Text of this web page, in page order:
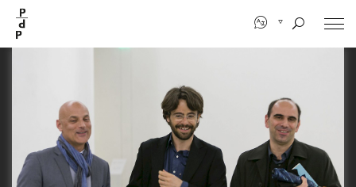
contenuto
principale